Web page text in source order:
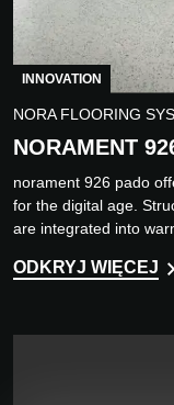
INNOVATION
NORA FLOORING
NORAMENT
norament 926 pado
for the digital age.
are integrated into
ODKRYJ WIĘCEJ